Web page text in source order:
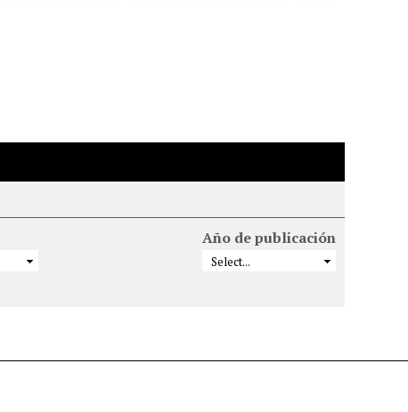
Año de publicación